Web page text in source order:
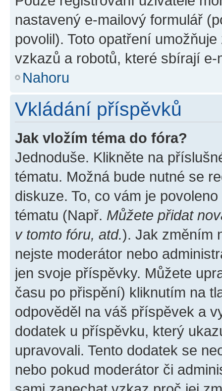
nastavený e-mailový formulář
povolil). Toto opatření
vzkazů a robotů, které sbírají e-
Nahoru
Vkládání příspěvků
Jak vložím téma do fóra?
Jednoduše. Klikněte na
tématu. Možná bude nutné se
diskuze. To, co vám je
tématu (Např. Můžete přidat
v tomto fóru, atd.). Jak změním
nejste moderátor nebo
jen svoje příspěvky. Můžete
času po přispění) kliknutím na
odpověděl na váš příspěvek a
dodatek u příspěvku, který
upravovali. Tento dodatek se
nebo pokud moderátor či